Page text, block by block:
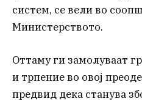
систем, се вели во
Министерството.
Оттаму ги замолуваат
и трпение во овој
предвид дека станува